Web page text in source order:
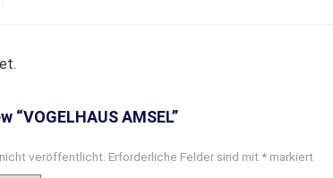
AMSEL”
veröffentlicht. Erforderliche Felder sind mit * markiert